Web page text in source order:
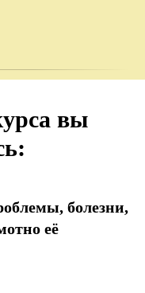
вы
болезни,
её